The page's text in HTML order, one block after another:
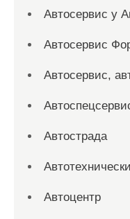
Автосервис у
Автосервис
Автосервис,
Автострада
Автоцентр